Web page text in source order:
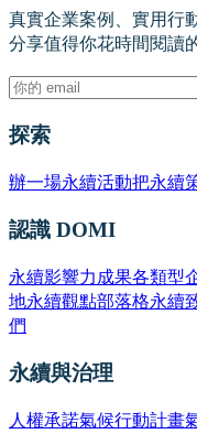
真實企業案例、實用行
分享值得你花時間閱讀
探索
辦一場永續活動把永續
認識 DOMI
永續影響力成果各類型
地永續觀點部落格永續
們
永續與治理
人權承諾氣候行動計畫